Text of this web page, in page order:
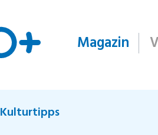
Magazin
Kulturtipps